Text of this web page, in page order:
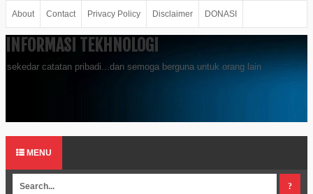
About Contact Privacy Policy Disclaimer DONASI
INFORMASI TEKHNOLOGI
sekedar catatan pribadi...dan semoga berguna untuk orang lain
MENU